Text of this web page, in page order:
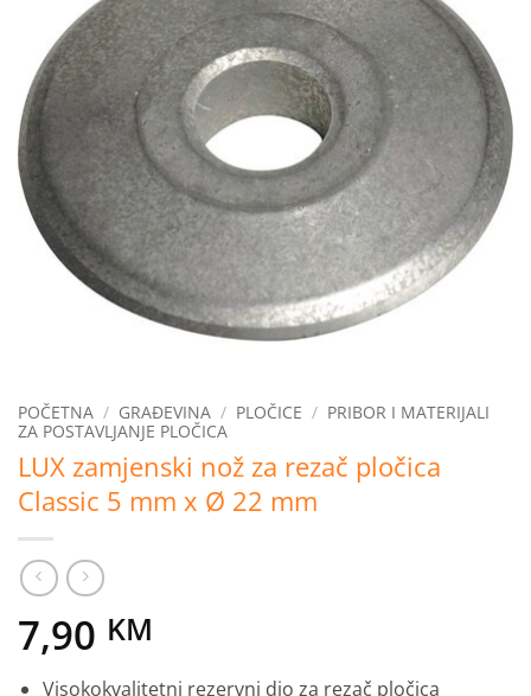
listu
želja
POČETNA / GRAĐEVINA / PLOČICE / PRIBOR I MATERIJALI
ZA POSTAVLJANJE PLOČICA
LUX zamjenski nož za rezač pločica
Classic 5 mm x Ø 22 mm
7,90 KM
Visokokvalitetni rezervni dio za rezač pločica